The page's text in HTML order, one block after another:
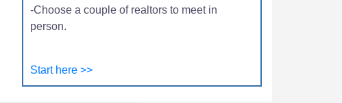
-Choose a couple of realtors to meet in
person.
Start here >>